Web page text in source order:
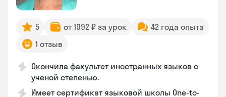
5 от 1092 ₽ за урок
42 года опыта
1 отзыв
Окончила факультет иностранных языков с
ученой степенью.
Имеет сертификат языковой школы One-to-